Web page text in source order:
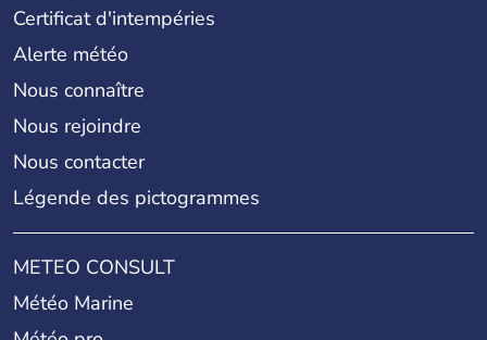
Certificat d'intempéries
Alerte météo
Nous connaître
Nous rejoindre
Nous contacter
Légende des pictogrammes
METEO CONSULT
Météo Marine